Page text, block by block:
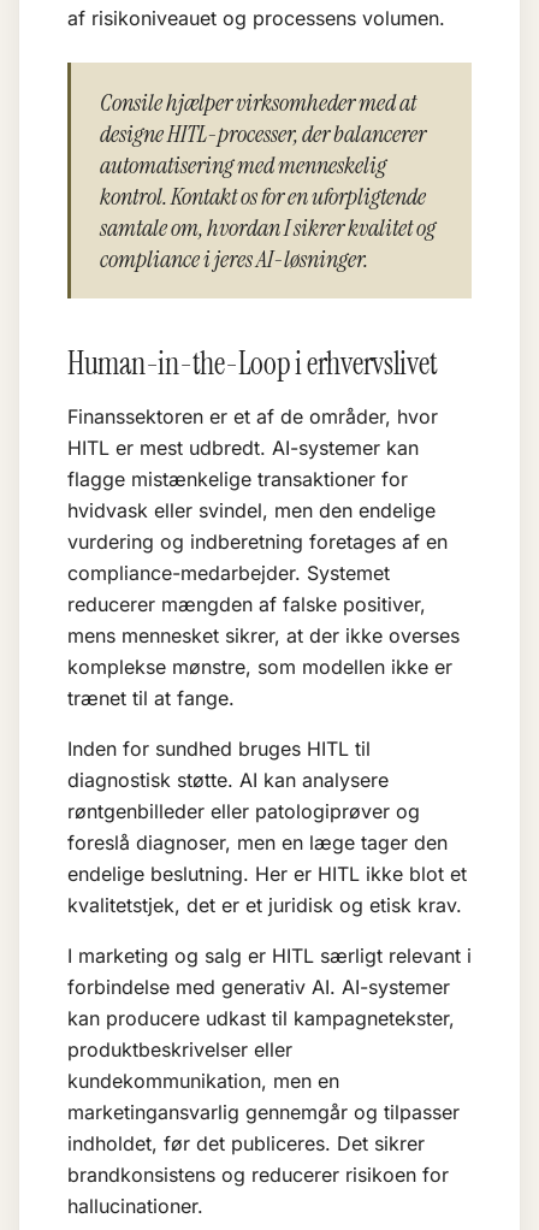
af risikoniveauet og processens volumen.
Consile hjælper virksomheder med at
designe HITL-processer, der balancerer
automatisering med menneskelig
kontrol. Kontakt os for en uforpligtende
samtale om, hvordan I sikrer kvalitet og
compliance i jeres AI-løsninger.
Human-in-the-Loop i erhvervslivet
Finanssektoren er et af de områder, hvor
HITL er mest udbredt. AI-systemer kan
flagge mistænkelige transaktioner for
hvidvask eller svindel, men den endelige
vurdering og indberetning foretages af en
compliance-medarbejder. Systemet
reducerer mængden af falske positiver,
mens mennesket sikrer, at der ikke overses
komplekse mønstre, som modellen ikke er
trænet til at fange.
Inden for sundhed bruges HITL til
diagnostisk støtte. AI kan analysere
røntgenbilleder eller patologiprøver og
foreslå diagnoser, men en læge tager den
endelige beslutning. Her er HITL ikke blot et
kvalitetstjek, det er et juridisk og etisk krav.
I marketing og salg er HITL særligt relevant i
forbindelse med generativ AI. AI-systemer
kan producere udkast til kampagnetekster,
produktbeskrivelser eller
kundekommunikation, men en
marketingansvarlig gennemgår og tilpasser
indholdet, før det publiceres. Det sikrer
brandkonsistens og reducerer risikoen for
hallucinationer.